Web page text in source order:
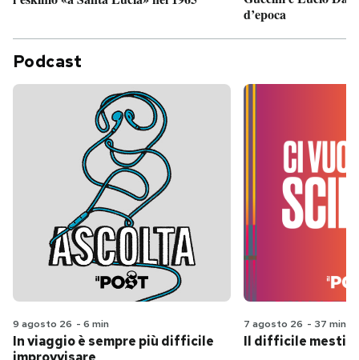
d’epoca
Podcast
9 agosto 26 - 6 min
In viaggio è sempre più difficile
7 agosto 26 - 37 min
Il difficile